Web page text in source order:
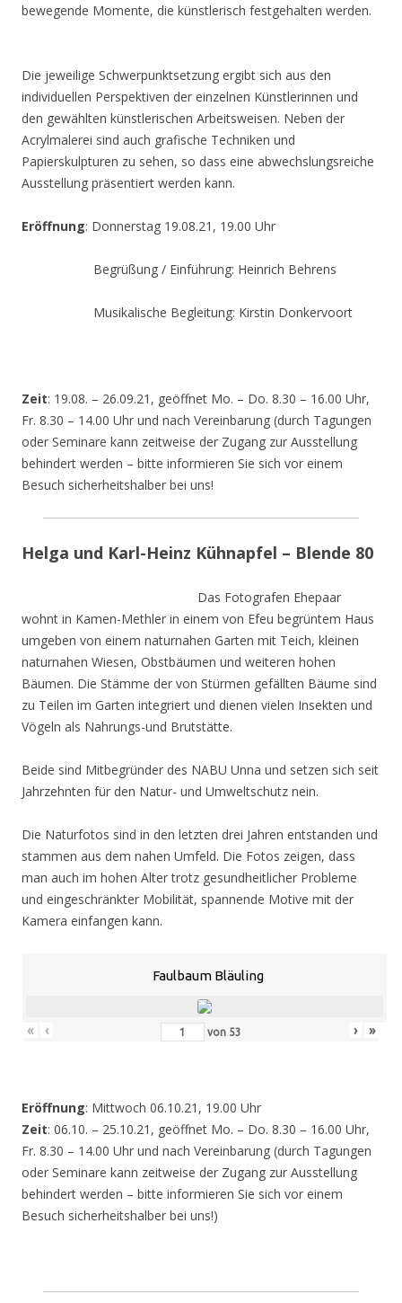
bewegende Momente, die künstlerisch festgehalten werden.
Die jeweilige Schwerpunktsetzung ergibt sich aus den
individuellen Perspektiven der einzelnen Künstlerinnen und
den gewählten künstlerischen Arbeitsweisen. Neben der
Acrylmalerei sind auch grafische Techniken und
Papierskulpturen zu sehen, so dass eine abwechslungsreiche
Ausstellung präsentiert werden kann.
Eröffnung: Donnerstag 19.08.21, 19.00 Uhr
Begrüßung / Einführung: Heinrich Behrens
Musikalische Begleitung: Kirstin Donkervoort
Zeit: 19.08. – 26.09.21, geöffnet Mo. – Do. 8.30 – 16.00 Uhr,
Fr. 8.30 – 14.00 Uhr und nach Vereinbarung (durch Tagungen
oder Seminare kann zeitweise der Zugang zur Ausstellung
behindert werden – bitte informieren Sie sich vor einem
Besuch sicherheitshalber bei uns!
Helga und Karl-Heinz Kühnapfel – Blende 80
Das Fotografen Ehepaar
wohnt in Kamen-Methler in einem von Efeu begrüntem Haus
umgeben von einem naturnahen Garten mit Teich, kleinen
naturnahen Wiesen, Obstbäumen und weiteren hohen
Bäumen. Die Stämme der von Stürmen gefällten Bäume sind
zu Teilen im Garten integriert und dienen vielen Insekten und
Vögeln als Nahrungs-und Brutstätte.
Beide sind Mitbegründer des NABU Unna und setzen sich seit
Jahrzehnten für den Natur- und Umweltschutz nein.
Die Naturfotos sind in den letzten drei Jahren entstanden und
stammen aus dem nahen Umfeld. Die Fotos zeigen, dass
man auch im hohen Alter trotz gesundheitlicher Probleme
und eingeschränkter Mobilität, spannende Motive mit der
Kamera einfangen kann.
Faulbaum Bläuling
« ‹ von 53 › »
Eröffnung: Mittwoch 06.10.21, 19.00 Uhr
Zeit: 06.10. – 25.10.21, geöffnet Mo. – Do. 8.30 – 16.00 Uhr,
Fr. 8.30 – 14.00 Uhr und nach Vereinbarung (durch Tagungen
oder Seminare kann zeitweise der Zugang zur Ausstellung
behindert werden – bitte informieren Sie sich vor einem
Besuch sicherheitshalber bei uns!)